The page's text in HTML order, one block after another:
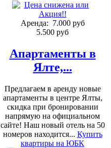
Аренда: 7.000 руб
5.500 руб
Апартаменты в
Ялте,...
Предлагаем в аренду новые
апартаменты в центре Ялты,
скидка при бронировании
напрямую на официальном
сайте! Наш новый отель на 50
номеров находится... Купить
квартиры на ЮБК